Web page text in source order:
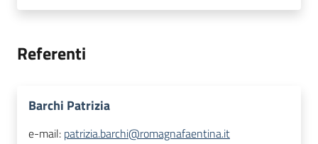
Referenti
Barchi Patrizia
e-mail: patrizia.barchi@romagnafaentina.it